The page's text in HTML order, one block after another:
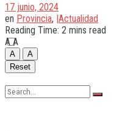
17 junio, 2024
en Provincia, |Actualidad
Reading Time: 2 mins read
A A
A
A
Reset